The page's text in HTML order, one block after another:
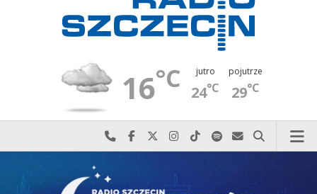
16°C jutro
24°C
pojutrze
29°C
Najlepiej po prostu do nas zadzwoń
Odwiedź nas na Facebook-u
Odwiedź nas na X
Odwiedź nas na Instagram-ie
Odwiedź nas na TikTok-u
Szukaj nas na Spotify
Wyślij do nas
Szukaj